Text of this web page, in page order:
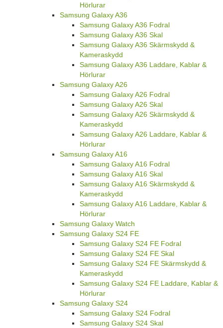
Hörlurar
Samsung Galaxy A36
Samsung Galaxy A36 Fodral
Samsung Galaxy A36 Skal
Samsung Galaxy A36 Skärmskydd &
Kameraskydd
Samsung Galaxy A36 Laddare, Kablar &
Hörlurar
Samsung Galaxy A26
Samsung Galaxy A26 Fodral
Samsung Galaxy A26 Skal
Samsung Galaxy A26 Skärmskydd &
Kameraskydd
Samsung Galaxy A26 Laddare, Kablar &
Hörlurar
Samsung Galaxy A16
Samsung Galaxy A16 Fodral
Samsung Galaxy A16 Skal
Samsung Galaxy A16 Skärmskydd &
Kameraskydd
Samsung Galaxy A16 Laddare, Kablar &
Hörlurar
Samsung Galaxy Watch
Samsung Galaxy S24 FE
Samsung Galaxy S24 FE Fodral
Samsung Galaxy S24 FE Skal
Samsung Galaxy S24 FE Skärmskydd &
Kameraskydd
Samsung Galaxy S24 FE Laddare, Kablar &
Hörlurar
Samsung Galaxy S24
Samsung Galaxy S24 Fodral
Samsung Galaxy S24 Skal